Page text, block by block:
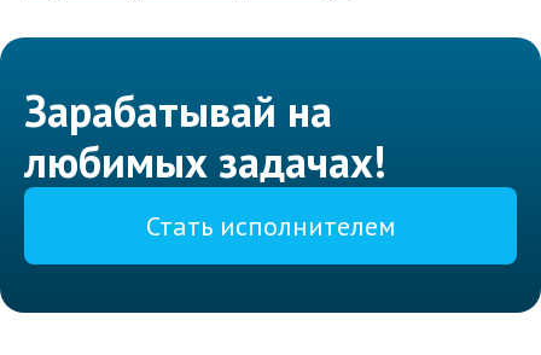
Зарабатывай на
любимых задачах!
Стать исполнителем